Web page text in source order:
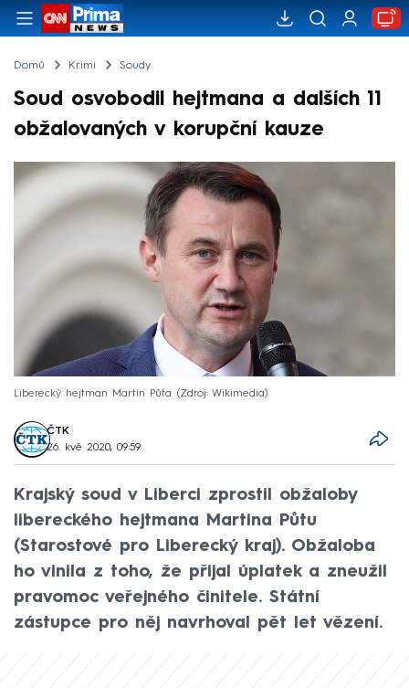
Domů Krimi Soudy
Soud osvobodil hejtmana a dalších 11
obžalovaných v korupční kauze
Liberecký hejtman Martin Půta Zdroj: Wikimedia
ČTK
26. kvě 2020, 09:59
Krajský soud v Liberci zprostil obžaloby
libereckého hejtmana Martina Půtu
(Starostové pro Liberecký kraj). Obžaloba
ho vinila z toho, že přijal úplatek a zneužil
pravomoc veřejného činitele. Státní
zástupce pro něj navrhoval pět let vězení.